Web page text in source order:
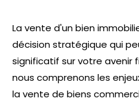
La vente d'un bien
décision stratégique qui
significatif sur votre avenir
nous comprenons les
la vente de biens